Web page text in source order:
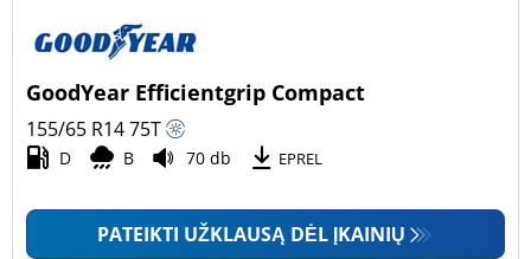
GoodYear Efficientgrip Compact
155/65 R1475T
D B 70 db EPREL
PATEIKTI UŽKLAUSĄ DĖL ĮKAINIŲ